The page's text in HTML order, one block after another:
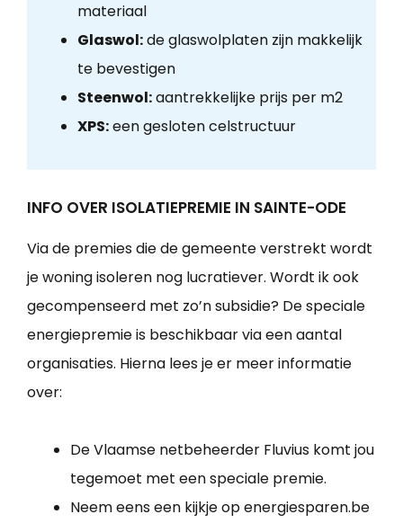
materiaal
Glaswol:de glaswolplaten zijn makkelijk
te bevestigen
Steenwol:aantrekkelijke prijs per m2
XPS:een gesloten celstructuur
INFO OVER ISOLATIEPREMIE IN SAINTE-ODE
Via de premies die de gemeente verstrekt wordt
je woning isoleren nog lucratiever. Wordt ik ook
gecompenseerd met zo’n subsidie? De speciale
energiepremie is beschikbaar via een aantal
organisaties. Hierna lees je er meer informatie
over:
De Vlaamse netbeheerder Fluvius komt jou
tegemoet met een speciale premie.
Neem eens een kijkje op energiesparen.be